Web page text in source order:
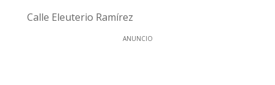
Calle Eleuterio Ramírez
ANUNCIO